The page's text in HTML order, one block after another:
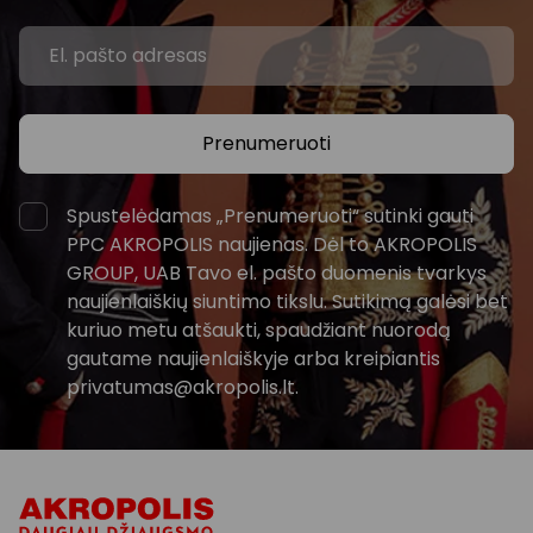
Prenumeruoti
Spustelėdamas „Prenumeruoti“ sutinki gauti
PPC AKROPOLIS naujienas. Dėl to AKROPOLIS
GROUP, UAB Tavo el. pašto duomenis tvarkys
naujienlaiškių siuntimo tikslu. Sutikimą galėsi bet
kuriuo metu atšaukti, spaudžiant nuorodą
gautame naujienlaiškyje arba kreipiantis
privatumas@akropolis.lt.